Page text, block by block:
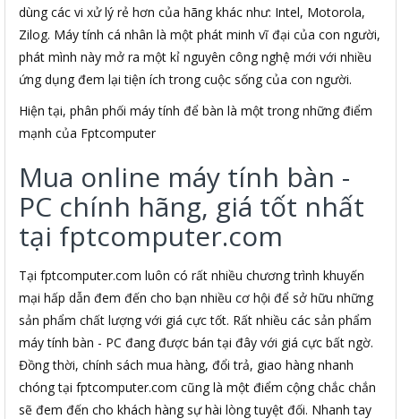
dùng các vi xử lý rẻ hơn của hãng khác như: Intel, Motorola,
Zilog. Máy tính cá nhân là một phát minh vĩ đại của con người,
phát mình này mở ra một kỉ nguyên công nghệ mới với nhiều
ứng dụng đem lại tiện ích trong cuộc sống của con người.
Hiện tại, phân phối máy tính để bàn là một trong những điểm
mạnh của Fptcomputer
Mua online máy tính bàn -
PC chính hãng, giá tốt nhất
tại fptcomputer.com
Tại fptcomputer.com luôn có rất nhiều chương trình khuyến
mại hấp dẫn đem đến cho bạn nhiều cơ hội để sở hữu những
sản phẩm chất lượng với giá cực tốt. Rất nhiều các sản phẩm
máy tính bàn - PC đang được bán tại đây với giá cực bất ngờ.
Đồng thời, chính sách mua hàng, đổi trả, giao hàng nhanh
chóng tại fptcomputer.com cũng là một điểm cộng chắc chắn
sẽ đem đến cho khách hàng sự hài lòng tuyệt đối. Nhanh tay